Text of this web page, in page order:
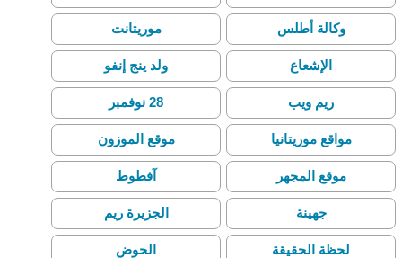
وكالة أطلس موريتانت
الإشعاع ولد ينج إنفو
ريم ويب 28 نوفمبر
مواقع موريتانيا موقع الموزون
موقع المجهر آفطوط
جهينة الجزيرة ريم
لحظة الحقيقة الحوض